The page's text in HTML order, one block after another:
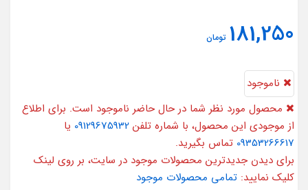
181,250 تومان
ناموجود
محصول مورد نظر شما در حال حاضر ناموجود است. برای اطلاع
از موجودی این محصول، با شماره تلفن 09129675932 یا
09353266617 تماس بگیرید.
برای دیدن جدیدترین محصولات موجود در سایت، بر روی لینک
کلیک نمایید: تمامی محصولات موجود